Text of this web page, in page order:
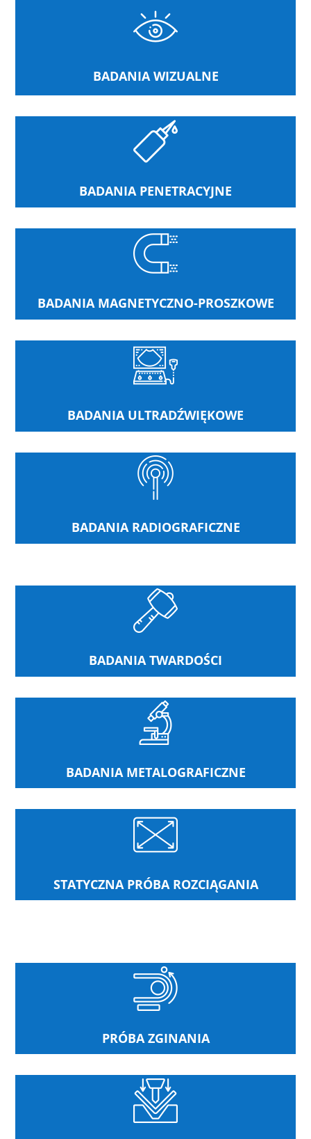
BADANIA WIZUALNE
BADANIA PENETRACYJNE
BADANIA MAGNETYCZNO-PROSZKOWE
BADANIA ULTRADŹWIĘKOWE
BADANIA RADIOGRAFICZNE
BADANIA TWARDOŚCI
BADANIA METALOGRAFICZNE
STATYCZNA PRÓBA ROZCIĄGANIA
PRÓBA ZGINANIA